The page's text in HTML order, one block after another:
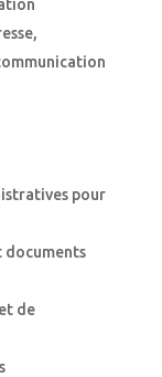
pour
documents
de